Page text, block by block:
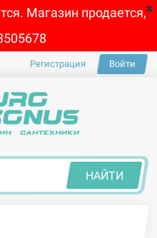
Магазин продается,
Регистрация Войти
НАЙТИ